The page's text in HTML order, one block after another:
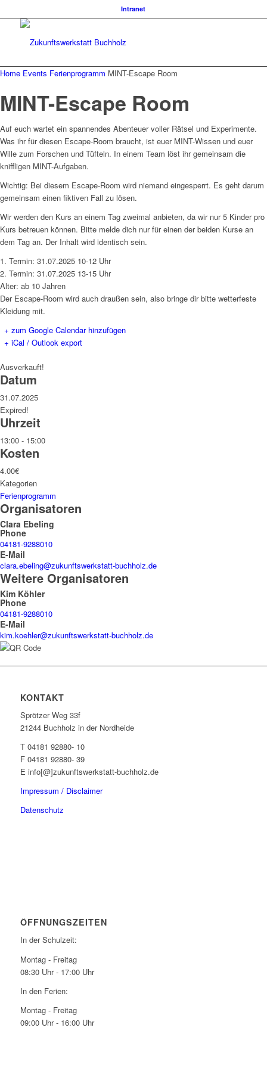
Intranet
Home Events Ferienprogramm MINT-Escape Room
MINT-Escape Room
Auf euch wartet ein spannendes Abenteuer voller Rätsel und Experimente.
Was ihr für diesen Escape-Room braucht, ist euer MINT-Wissen und euer
Wille zum Forschen und Tüfteln. In einem Team löst ihr gemeinsam die
kniffligen MINT-Aufgaben.
Wichtig: Bei diesem Escape-Room wird niemand eingesperrt. Es geht darum
gemeinsam einen fiktiven Fall zu lösen.
Wir werden den Kurs an einem Tag zweimal anbieten, da wir nur 5 Kinder pro
Kurs betreuen können. Bitte melde dich nur für einen der beiden Kurse an
dem Tag an. Der Inhalt wird identisch sein.
1. Termin: 31.07.2025 10-12 Uhr
2. Termin: 31.07.2025 13-15 Uhr
Alter: ab 10 Jahren
Der Escape-Room wird auch draußen sein, also bringe dir bitte wetterfeste
Kleidung mit.
+ zum Google Calendar hinzufügen
+ iCal / Outlook export
Ausverkauft!
Datum
31.07.2025
Expired!
Uhrzeit
13:00 - 15:00
Kosten
4.00€
Kategorien
Ferienprogramm
Organisatoren
Clara Ebeling
Phone
04181-9288010
E-Mail
clara.ebeling@zukunftswerkstatt-buchholz.de
Weitere Organisatoren
Kim Köhler
Phone
04181-9288010
E-Mail
kim.koehler@zukunftswerkstatt-buchholz.de
KONTAKT
Sprötzer Weg 33f
21244 Buchholz in der Nordheide
T 04181 92880- 10
F 04181 92880- 39
E info[@]zukunftswerkstatt-buchholz.de
Impressum / Disclaimer
Datenschutz
ÖFFNUNGSZEITEN
In der Schulzeit:
Montag - Freitag
08:30 Uhr - 17:00 Uhr
In den Ferien:
Montag - Freitag
09:00 Uhr - 16:00 Uhr